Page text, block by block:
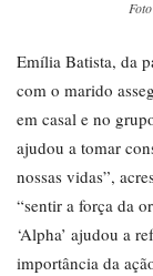
Emília Batista, da
com o marido
em casal e no
ajudou a tomar
nossas vidas”,
“sentir a força da
‘Alpha’ ajudou a
importância da